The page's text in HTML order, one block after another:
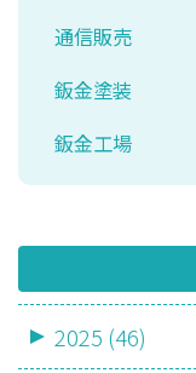
通信販売
鈑金塗装
鈑金工場
2025 (46)